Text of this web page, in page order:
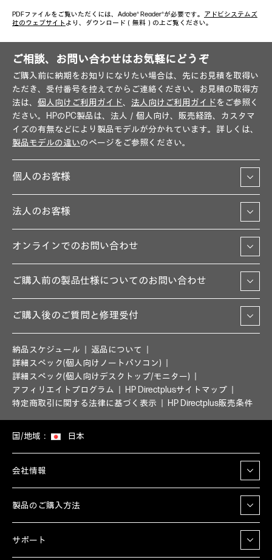
PDFファイルをご覧いただくには、Adobe® Reader®が必要です。 アドビシステムズ
社のウェブサイト より、ダウンロード（無料）の上ご覧ください。
ご相談、お問い合わせはお気軽にどうぞ
ご購入前に納期をお知りになりたい場合は、先にお見積を取得い
ただき、受付番号を控えてからご連絡ください。お見積の取得方
法は、 個人向けご利用ガイド、 法人向けご利用ガイドをご参照く
ださい。HPのPC製品は、法人／個人向け、販売経路、カスタマ
イズの有無などにより製品モデルが分かれています。詳しくは、
製品モデルの違いのページをご参照ください。
個人のお客様
法人のお客様
オンラインでのお問い合わせ
ご購入前の製品仕様についてのお問い合わせ
ご購入後のご質問と修理受付
納品スケジュール
返品について
詳細スペック(個人向けノートパソコン)
詳細スペック(個人向けデスクトップ/モニター)
アフィリエイトプログラム
HP Directplusサイトマップ
特定商取引に関する法律に基づく表示
HP Directplus販売条件
国/地域： 日本
会社情報
製品のご購入方法
サポート